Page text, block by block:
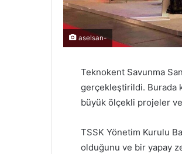
aselsan-
Teknokent Savunma
gerçekleştirildi. Burada
büyük ölçekli projeler
TSSK Yönetim Kurulu
olduğunu ve bir yapay